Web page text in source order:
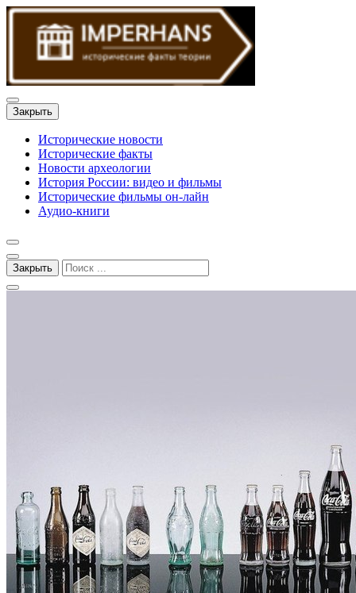
Закрыть
Исторические новости
Исторические факты
Новости археологии
История России: видео и фильмы
Исторические фильмы он-лайн
Аудио-книги
Закрыть